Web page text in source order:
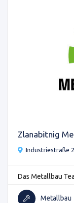
Zlanabitnig
Industriestraße
Das Metallbau
Metallbau